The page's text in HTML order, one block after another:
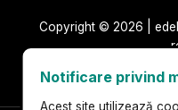
Copyright © 2026 |
parteneriate
Notificare privind
Acest site utilizează